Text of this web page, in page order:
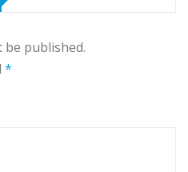
be published.
*